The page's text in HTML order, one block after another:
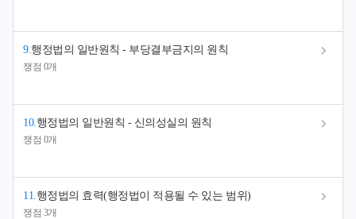
9.행정법의 일반원칙 - 부당결부금지의 원칙
쟁점 0개
10.행정법의 일반원칙 - 신의성실의 원칙
쟁점 0개
11.행정법의 효력(행정법이 적용될 수 있는 범위)
쟁점 3개